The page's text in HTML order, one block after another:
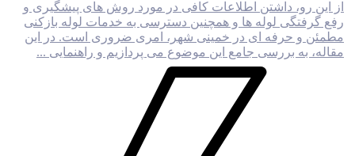
از این رو، داشتن اطلاعات کافی در مورد روش های پیشگیری و
رفع گرفتگی لوله ها و همچنین دسترسی به خدمات لوله بازکنی
مطمئن و حرفه ای در خمینی شهر، امری ضروری است. در این
مقاله، به بررسی جامع این موضوع می پردازیم و راهنمایی ...